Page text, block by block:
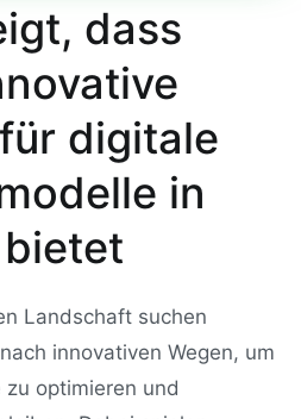
dass
digitale
in
Landschaft suchen
innovativen Wegen, um
optimieren und